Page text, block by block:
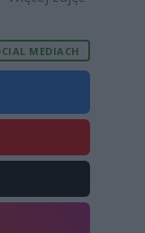
MEDIACH